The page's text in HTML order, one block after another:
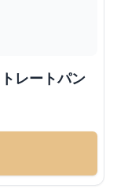
レートパン